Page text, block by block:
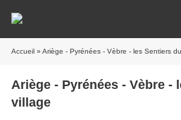
Accueil » Ariège - Pyrénées - Vèbre - les Sentiers
Ariège - Pyrénées - Vèbre -
village